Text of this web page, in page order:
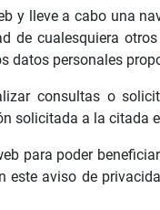
y lleve a cabo una
cualesquiera
datos personales
consultas o
solicitada a la citada
para poder
aviso de